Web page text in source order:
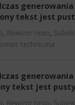
tekst jest
, Rewizor nexo,
techniczna
tekst jest
, Rewizor nexo,